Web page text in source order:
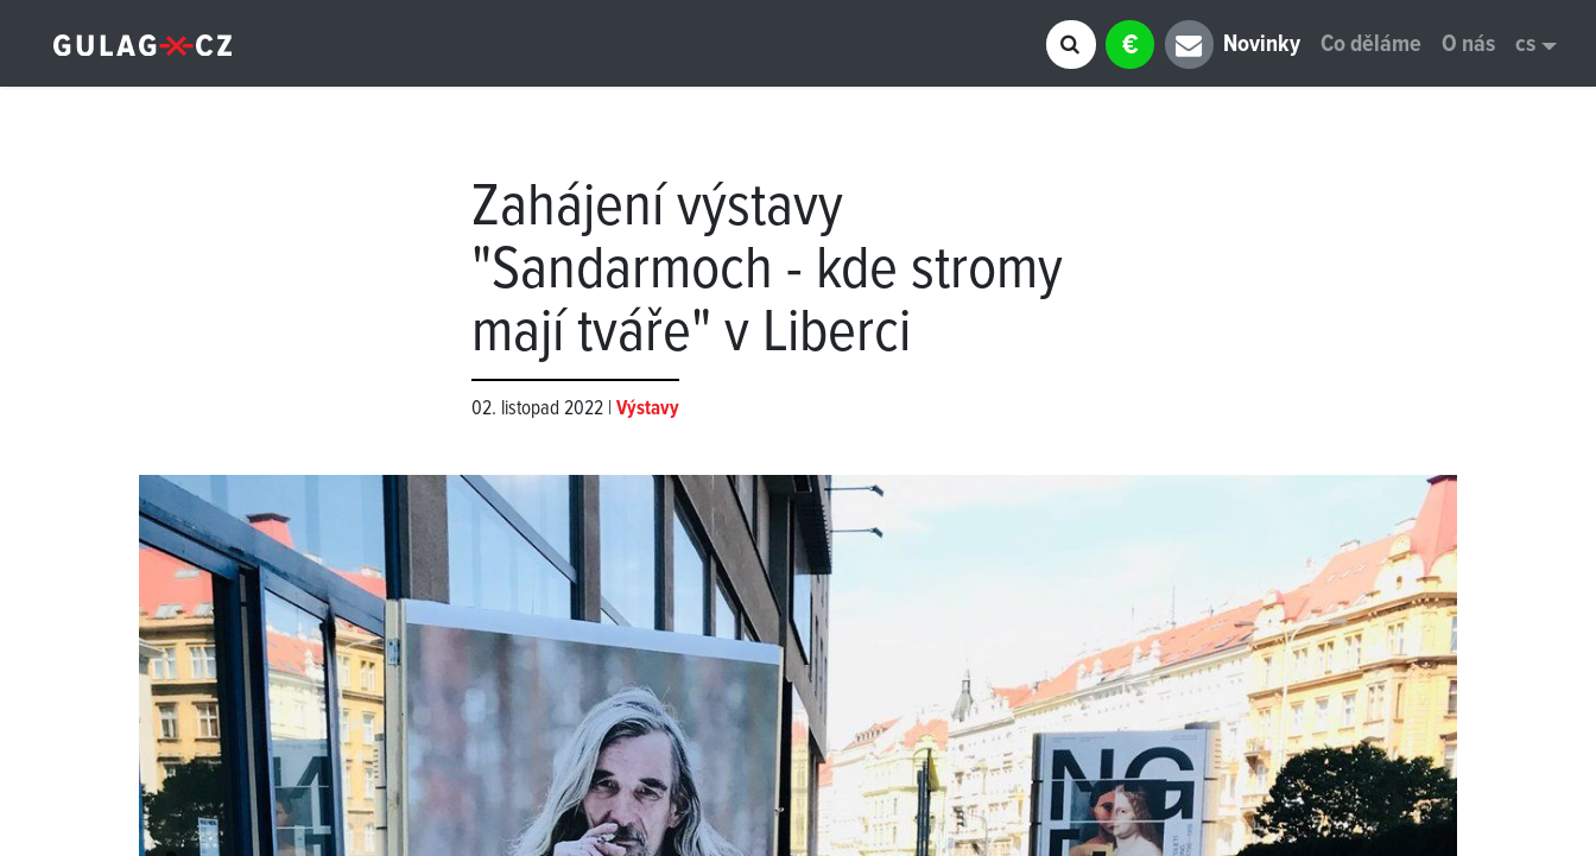
€ Novinky Co děláme O nás cs
Zahájení výstavy
"Sandarmoch - kde stromy
mají tváře" v Liberci
02. listopad 2022 | Výstavy